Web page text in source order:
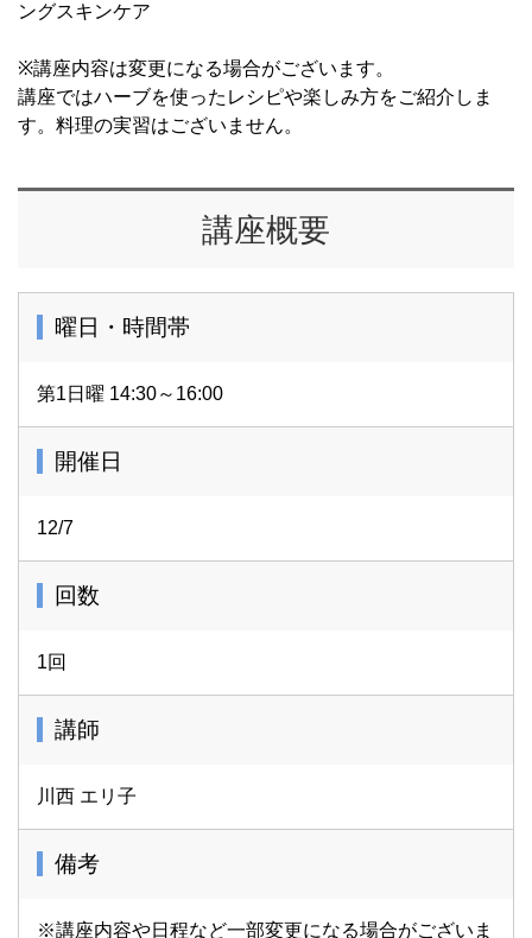
ングスキンケア
※講座内容は変更になる場合がございます。
講座ではハーブを使ったレシピや楽しみ方をご紹介しま
す。料理の実習はございません。
講座概要
曜日・時間帯
第1日曜 14:30～16:00
開催日
12/7
回数
1回
講師
川西 エリ子
備考
※講座内容や日程など一部変更になる場合がございま